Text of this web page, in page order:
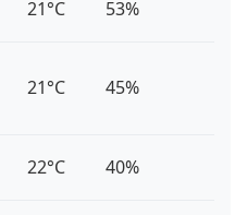
21°C 53%
21°C 45%
22°C 40%